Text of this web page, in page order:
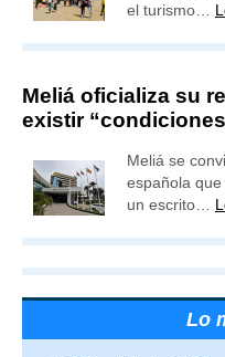
el turismo…
Meliá oficializa su
existir
Meliá se
española
un escrito…
Lo